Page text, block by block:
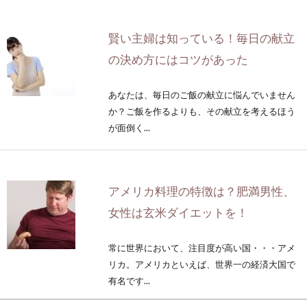
賢い主婦は知っている！毎日の献立
の決め方にはコツがあった
あなたは、毎日のご飯の献立に悩んでいません
か？ご飯を作るよりも、その献立を考えるほう
が面倒く...
アメリカ料理の特徴は？肥満男性、
女性は玄米ダイエットを！
常に世界において、注目度が高い国・・・アメ
リカ。アメリカといえば、世界一の経済大国で
有名です...